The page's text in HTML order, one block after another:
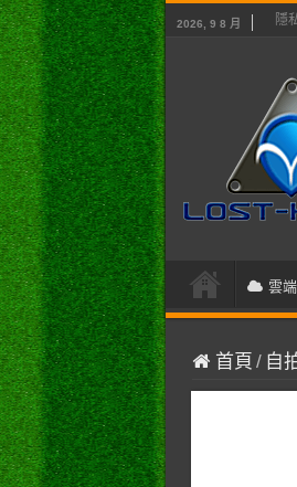
2026, 9 8 月 隱
雲
首頁 / 自